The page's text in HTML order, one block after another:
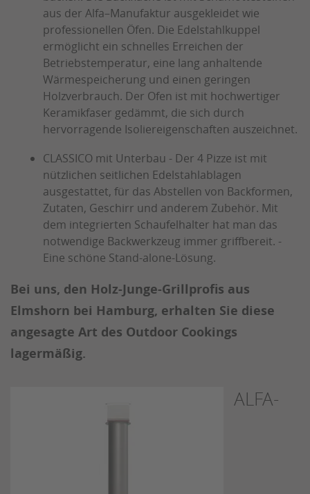
aus der Alfa–Manufaktur ausgekleidet wie
professionellen Öfen. Die Edelstahlkuppel
ermöglicht ein schnelles Erreichen der
Betriebstemperatur, eine lang anhaltende
Wärmespeicherung und einen geringen
Holzverbrauch. Der Ofen ist mit hochwertiger
Keramikfaser gedämmt, die sich durch
hervorragende Isoliereigenschaften auszeichnet.
CLASSICO mit Unterbau - Der 4 Pizze ist mit
nützlichen seitlichen Edelstahlablagen
ausgestattet, für das Abstellen von Backformen,
Zutaten, Geschirr und anderem Zubehör. Mit
dem integrierten Schaufelhalter hat man das
notwendige Backwerkzeug immer griffbereit. -
Eine schöne Stand-alone-Lösung.
Bei uns, den Holz-Junge-Grillprofis aus
Elmshorn bei Hamburg, erhalten Sie diese
angesagte Art des Outdoor Cookings
lagermäßig.
ALFA-